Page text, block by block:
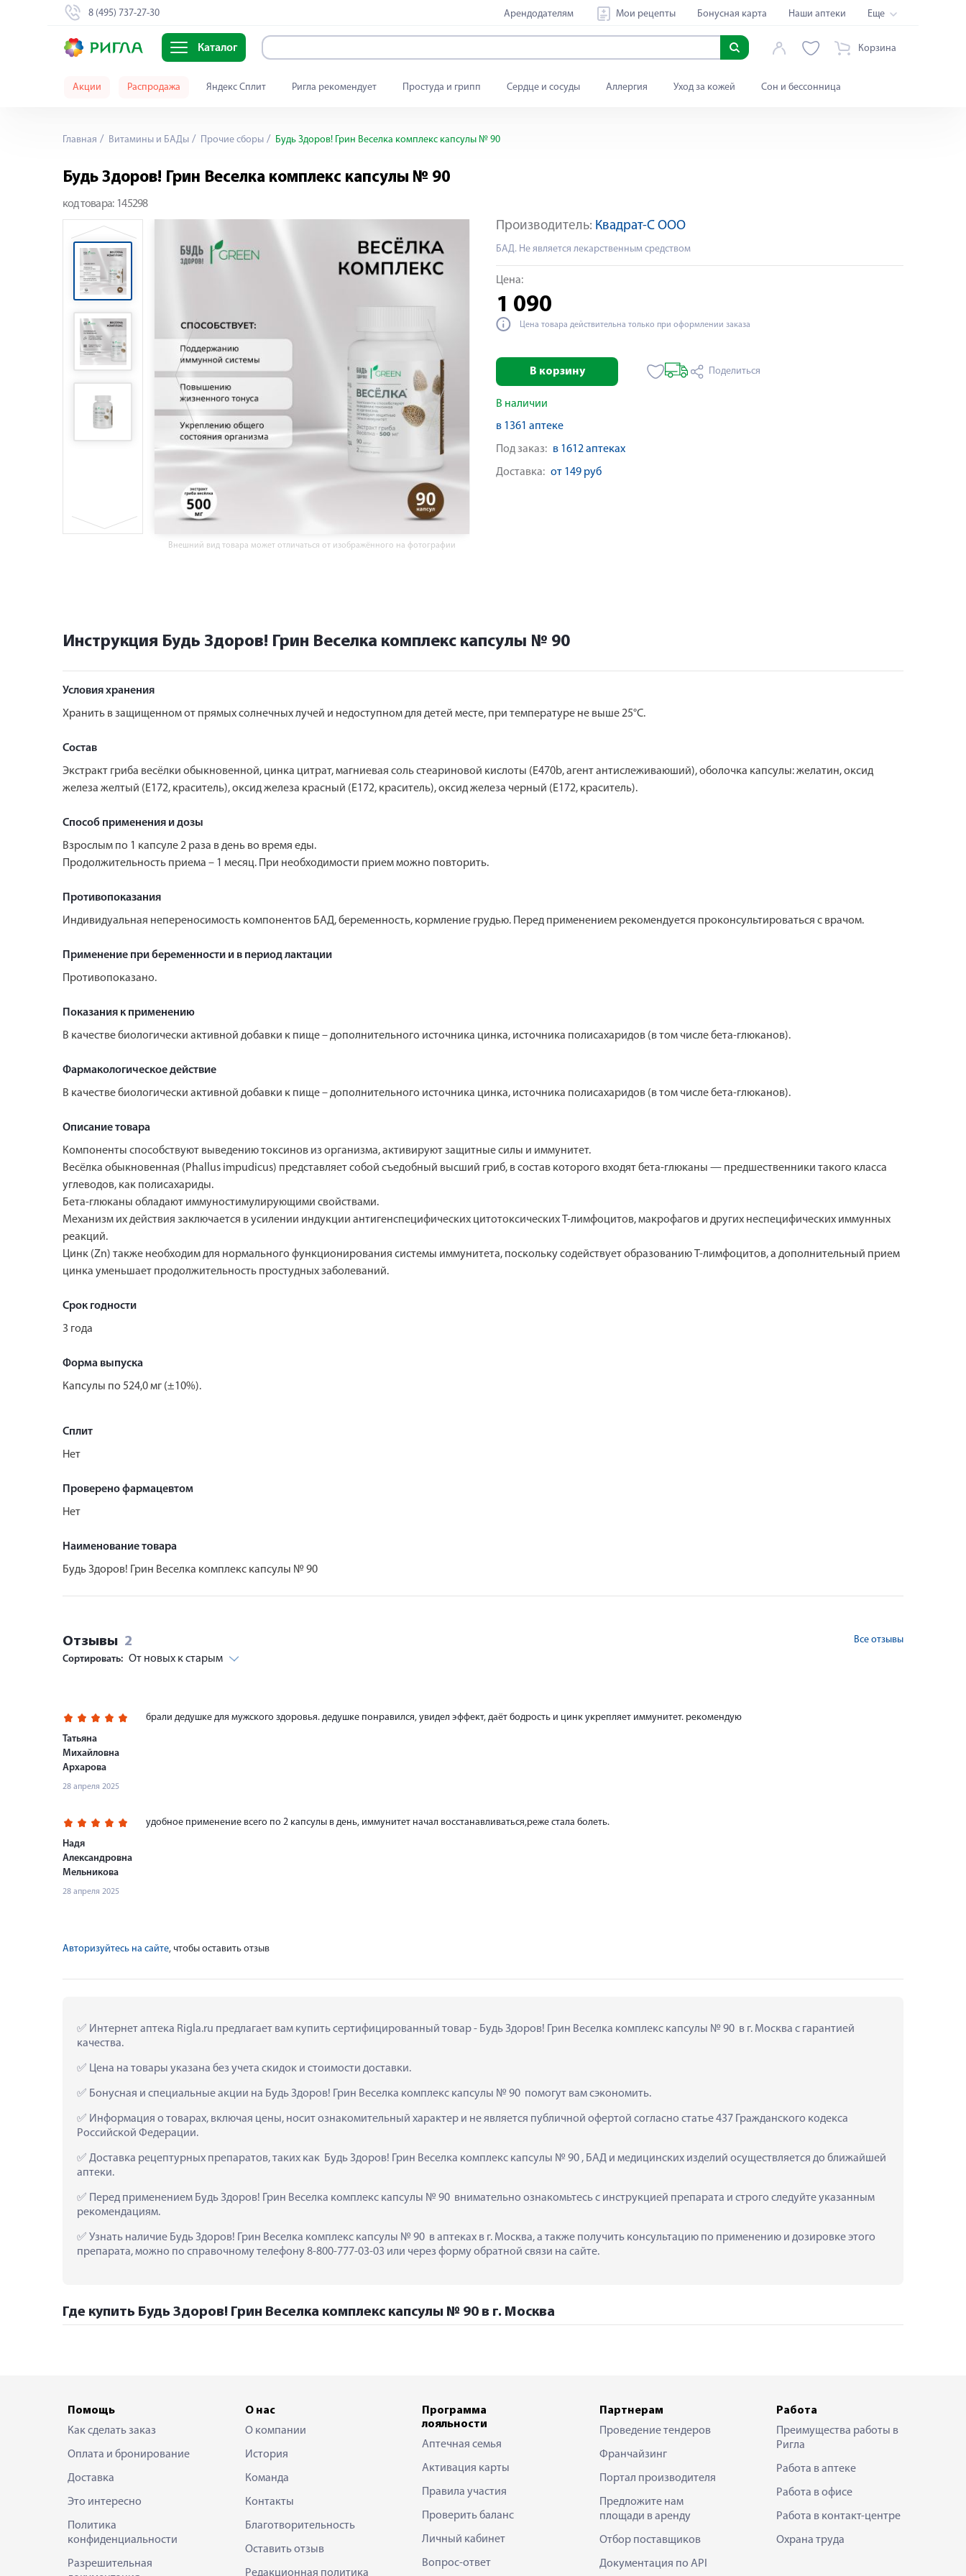
8 (495) 737-27-30 Арендодателям Мои рецепты Бонусная карта Наши аптеки Еще
Каталог Корзина
Акции Распродажа Яндекс Сплит Ригла рекомендует Простуда и грипп Сердце и сосуды Аллергия Уход за кожей Сон и бессонница
Главная Витамины и БАДы Прочие сборы Будь Здоров! Грин Веселка комплекс капсулы № 90
Будь Здоров! Грин Веселка комплекс капсулы № 90
код товара: 145298
Внешний вид товара может отличаться от изображённого на фотографии
Производитель: Квадрат-С ООО
БАД. Не является лекарственным средством
Цена:
1 090
Цена товара действительна только при оформлении заказа
В корзину Поделиться
В наличии
в 1361 аптеке
Под заказ: в 1612 аптеках
Доставка: от 149 руб
Инструкция Будь Здоров! Грин Веселка комплекс капсулы № 90
Условия хранения
Хранить в защищенном от прямых солнечных лучей и недоступном для детей месте, при температуре не выше 25°С.
Состав
Экстракт гриба весёлки обыкновенной, цинка цитрат, магниевая соль стеариновой кислоты (Е470b, агент антислеживаюший), оболочка капсулы: желатин, оксид
железа желтый (Е172, краситель), оксид железа красный (Е172, краситель), оксид железа черный (Е172, краситель).
Способ применения и дозы
Взрослым по 1 капсуле 2 раза в день во время еды.
Продолжительность приема – 1 месяц. При необходимости прием можно повторить.
Противопоказания
Индивидуальная непереносимость компонентов БАД, беременность, кормление грудью. Перед применением рекомендуется проконсультироваться с врачом.
Применение при беременности и в период лактации
Противопоказано.
Показания к применению
В качестве биологически активной добавки к пище – дополнительного источника цинка, источника полисахаридов (в том числе бета-глюканов).
Фармакологическое действие
В качестве биологически активной добавки к пище – дополнительного источника цинка, источника полисахаридов (в том числе бета-глюканов).
Описание товара
Компоненты способствуют выведению токсинов из организма, активируют защитные силы и иммунитет.
Весёлка обыкновенная (Phallus impudicus) представляет собой съедобный высший гриб, в состав которого входят бета-глюканы — предшественники такого класса
углеводов, как полисахариды.
Бета-глюканы обладают иммуностимулирующими свойствами.
Механизм их действия заключается в усилении индукции антигенспецифических цитотоксических Т-лимфоцитов, макрофагов и других неспецифических иммунных
реакций.
Цинк (Zn) также необходим для нормального функционирования системы иммунитета, поскольку содействует образованию Т-лимфоцитов, а дополнительный прием
цинка уменьшает продолжительность простудных заболеваний.
Срок годности
3 года
Форма выпуска
Капсулы по 524,0 мг (±10%).
Сплит
Нет
Проверено фармацевтом
Нет
Наименование товара
Будь Здоров! Грин Веселка комплекс капсулы № 90
Отзывы 2
Все отзывы
Сортировать: От новых к старым
Татьяна
Михайловна
Архарова
28 апреля 2025
брали дедушке для мужского здоровья. дедушке понравился, увидел эффект, даёт бодрость и цинк укрепляет иммунитет. рекомендую
Надя
Александровна
Мельникова
28 апреля 2025
удобное применение всего по 2 капсулы в день, иммунитет начал восстанавливаться,реже стала болеть.
Авторизуйтесь на сайте, чтобы оставить отзыв
Интернет аптека Rigla.ru предлагает вам купить сертифицированный товар - Будь Здоров! Грин Веселка комплекс капсулы № 90  в г. Москва с гарантией
качества.
Цена на товары указана без учета скидок и стоимости доставки.
Бонусная и специальные акции на Будь Здоров! Грин Веселка комплекс капсулы № 90  помогут вам сэкономить.
Информация о товарах, включая цены, носит ознакомительный характер и не является публичной офертой согласно статье 437 Гражданского кодекса
Российской Федерации.
Доставка рецептурных препаратов, таких как  Будь Здоров! Грин Веселка комплекс капсулы № 90 , БАД и медицинских изделий осуществляется до ближайшей
аптеки.
Перед применением Будь Здоров! Грин Веселка комплекс капсулы № 90  внимательно ознакомьтесь с инструкцией препарата и строго следуйте указанным
рекомендациям.
Узнать наличие Будь Здоров! Грин Веселка комплекс капсулы № 90  в аптеках в г. Москва, а также получить консультацию по применению и дозировке этого
препарата, можно по справочному телефону 8-800-777-03-03 или через форму обратной связи на сайте.
Где купить Будь Здоров! Грин Веселка комплекс капсулы № 90 в г. Москва
Помощь
Как сделать заказ
Оплата и бронирование
Доставка
Это интересно
Политика
конфиденциальности
Разрешительная
О нас
О компании
История
Команда
Контакты
Благотворительность
Оставить отзыв
Редакционная политика
Программа
лояльности
Аптечная семья
Активация карты
Правила участия
Проверить баланс
Личный кабинет
Вопрос-ответ
Партнерам
Проведение тендеров
Франчайзинг
Портал производителя
Предложите нам
площади в аренду
Отбор поставщиков
Документация по API
Работа
Преимущества работы в
Ригла
Работа в аптеке
Работа в офисе
Работа в контакт-центре
Охрана труда